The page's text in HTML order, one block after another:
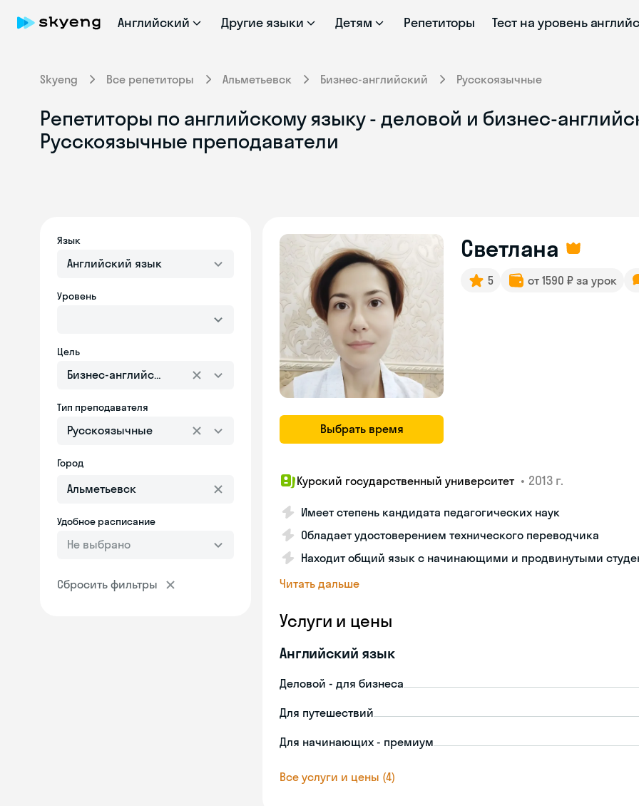
Английский Другие языки Детям Репетиторы Тест на уровень
Skyeng Все репетиторы Альметьевск Бизнес-английский Русскоязычные
Репетиторы по английскому языку - деловой и бизнес-
Русскоязычные преподаватели
Язык
Английский язык
Уровень
Цель
Бизнес-английский
Тип преподавателя
Русскоязычные
Город
Удобное расписание
Не выбрано
Сбросить фильтры
Выбрать время
Светлана
5 от 1590 ₽ за урок
Курский государственный университет • 2013 г.
Имеет степень кандидата педагогических наук
Обладает удостоверением технического переводчика
Находит общий язык с начинающими и продвинутыми
Читать дальше
Услуги и цены
Английский язык
Деловой - для бизнеса
Для путешествий
Для начинающих - премиум
Все услуги и цены (4)